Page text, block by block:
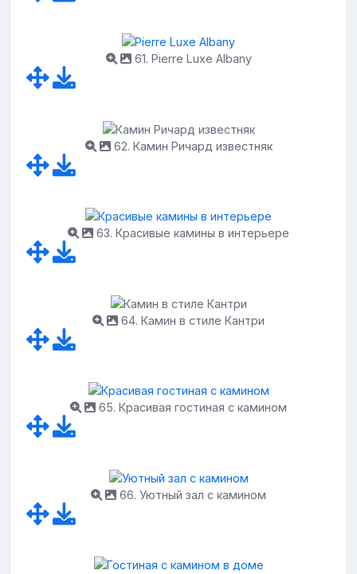
61. Pierre Luxe Albany
62. Камин Ричард известняк
63. Красивые камины в интерьере
64. Камин в стиле Кантри
65. Красивая гостиная с камином
66. Уютный зал с камином